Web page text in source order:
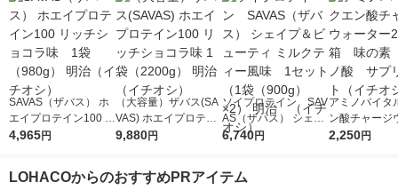
SAVAS（ザバス） ホ
エイプロテイン100 リ
ッチショコラ味 1袋
4,965円
（大容量）ザバス(SA
VAS) ホエイプロテイ
ン100 リッチショコラ
9,880円
ソイプロテイン SAV
AS（ザバス） シェイ
プ＆ビューティ ミル
2） 明治 （イチオ
6,740円
アミノバイタ
ン酸チャージ
ー24本入箱
2,250円
LOHACOからのおすすめPRアイテム